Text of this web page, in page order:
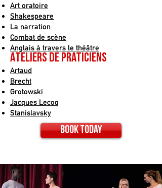
Art oratoire
Shakespeare
La narration
Combat de scène
Anglais à travers le théâtre
Ateliers de praticiens
Artaud
Brecht
Grotowski
Jacques Lecoq
Stanislavsky
Book today